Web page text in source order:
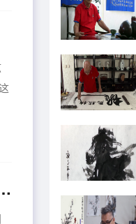
在俗世中留存与发展！